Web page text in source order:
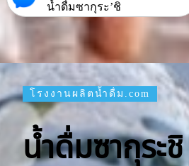
น้ำดื่มซากุระ’ชิ
โรงงานผลิตน้ำดื่ม.com
น้ำดื่มซากุระ